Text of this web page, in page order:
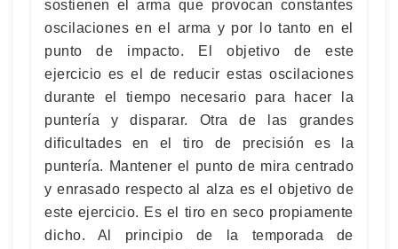
sostienen el arma que provocan constantes
oscilaciones en el arma y por lo tanto en el
punto de impacto. El objetivo de este
ejercicio es el de reducir estas oscilaciones
durante el tiempo necesario para hacer la
puntería y disparar. Otra de las grandes
dificultades en el tiro de precisión es la
puntería. Mantener el punto de mira centrado
y enrasado respecto al alza es el objetivo de
este ejercicio. Es el tiro en seco propiamente
dicho. Al principio de la temporada de